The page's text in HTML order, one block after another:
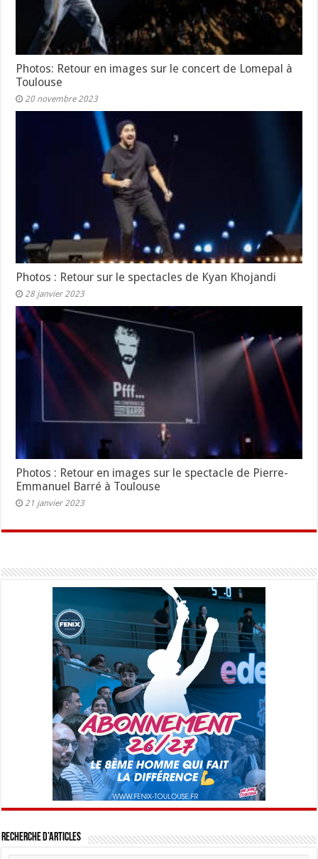
Photos: Retour en images sur le concert de Lomepal à
Toulouse
20 novembre 2023
Photos : Retour sur le spectacles de Kyan Khojandi
28 janvier 2023
Photos : Retour en images sur le spectacle de Pierre-
Emmanuel Barré à Toulouse
21 janvier 2023
Recherche d’articles